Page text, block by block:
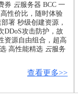
券 云服务器 BCC 一
性价比，随时体验
署​ 秒级创建资源，
DDoS攻击防护，故
资源自由组合，超高
高性能精选 云服务
查看更多>>